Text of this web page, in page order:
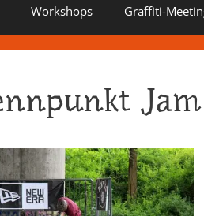
Workshops Graffiti-
Jam